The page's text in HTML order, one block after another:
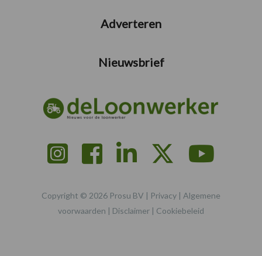
Adverteren
Nieuwsbrief
Copyright © 2026 Prosu BV | Privacy | Algemene
voorwaarden | Disclaimer | Cookiebeleid